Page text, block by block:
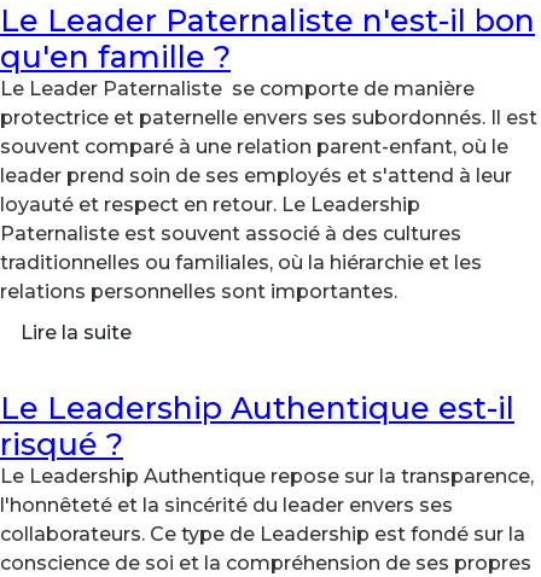
Le Leader Paternaliste n'est-il bon
qu'en famille ?
Le Leader Paternaliste se comporte de manière
protectrice et paternelle envers ses subordonnés. Il est
souvent comparé à une relation parent-enfant, où le
leader prend soin de ses employés et s'attend à leur
loyauté et respect en retour. Le Leadership
Paternaliste est souvent associé à des cultures
traditionnelles ou familiales, où la hiérarchie et les
relations personnelles sont importantes.
Lire la suite
Le Leadership Authentique est-il
risqué ?
Le Leadership Authentique repose sur la transparence,
l'honnêteté et la sincérité du leader envers ses
collaborateurs. Ce type de Leadership est fondé sur la
conscience de soi et la compréhension de ses propres